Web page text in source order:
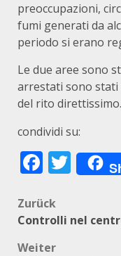
preoccupazioni,
fumi generati da
periodo si erano
Le due aree sono
arrestati sono
del rito direttissimo.
condividi su:
Zurück
Controlli nel
Weiter